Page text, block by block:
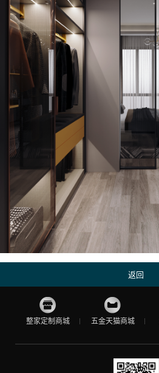
返回
整家定制商城 五金天猫商城